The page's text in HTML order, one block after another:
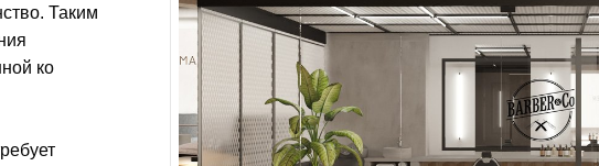
Таким
ко